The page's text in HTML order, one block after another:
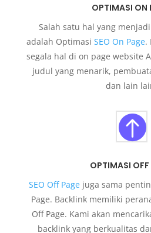
OPTIMASI ON
Salah satu hal yang
adalah Optimasi SEO On Page.
segala hal di on page website
judul yang menarik,
dan lain

OPTIMASI OFF
SEO Off Pagejuga sama
Page. Backlink memiliki
Off Page. Kami akan
backlink yang berkualitas